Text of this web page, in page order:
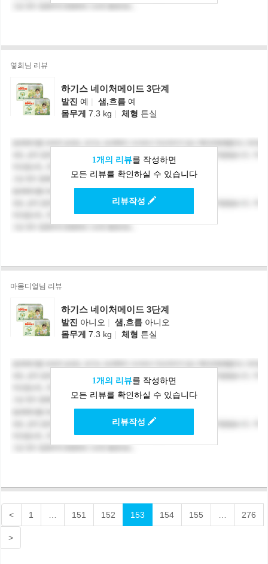
옇희님 리뷰
하기스 네이처메이드 3단계
발진 예 | 샘,흐름 예
몸무게 7.3 kg | 체형 튼실
1개의 리뷰를 작성하면
모든 리뷰를 확인하실 수 있습니다
리뷰작성
마몸디얼님 리뷰
하기스 네이처메이드 3단계
발진 아니오 | 샘,흐름 아니오
몸무게 7.3 kg | 체형 튼실
1개의 리뷰를 작성하면
모든 리뷰를 확인하실 수 있습니다
리뷰작성
< 1 151 152 153 154 155 276
>